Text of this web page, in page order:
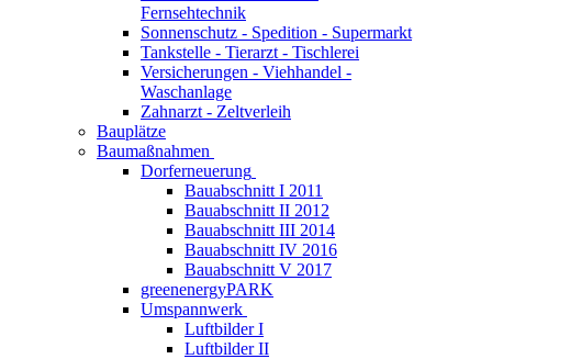
Fernsehtechnik
Sonnenschutz - Spedition - Supermarkt
Tankstelle - Tierarzt - Tischlerei
Versicherungen - Viehhandel -
Waschanlage
Zahnarzt - Zeltverleih
Bauplätze
Baumaßnahmen
Dorferneuerung
Bauabschnitt I 2011
Bauabschnitt II 2012
Bauabschnitt III 2014
Bauabschnitt IV 2016
Bauabschnitt V 2017
greenenergyPARK
Umspannwerk
Luftbilder I
Luftbilder II